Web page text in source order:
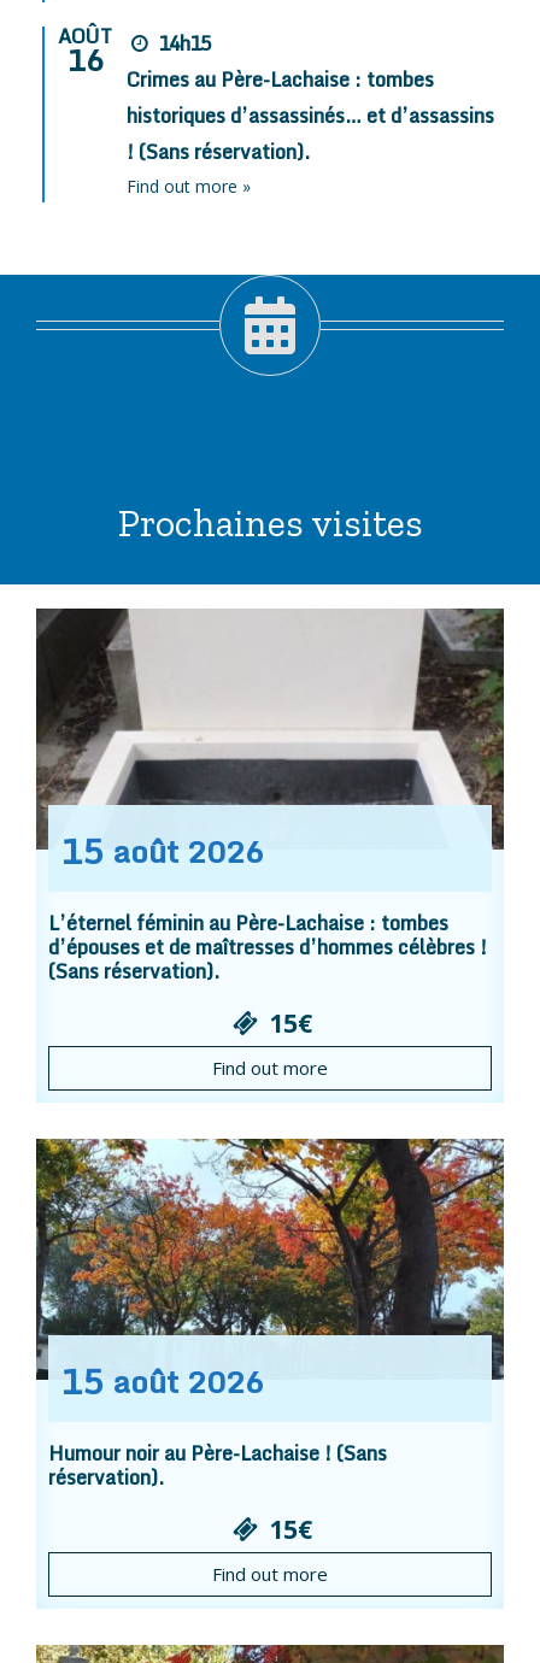
AOÛT
16
14h15
Crimes au Père-Lachaise : tombes
historiques d’assassinés… et d’assassins
! (Sans réservation).
Find out more »
Prochaines visites
15 août 2026
L’éternel féminin au Père-Lachaise : tombes
d’épouses et de maîtresses d’hommes célèbres !
(Sans réservation).
15€
Find out more
15 août 2026
Humour noir au Père-Lachaise ! (Sans
réservation).
15€
Find out more